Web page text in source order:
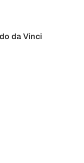
da Vinci